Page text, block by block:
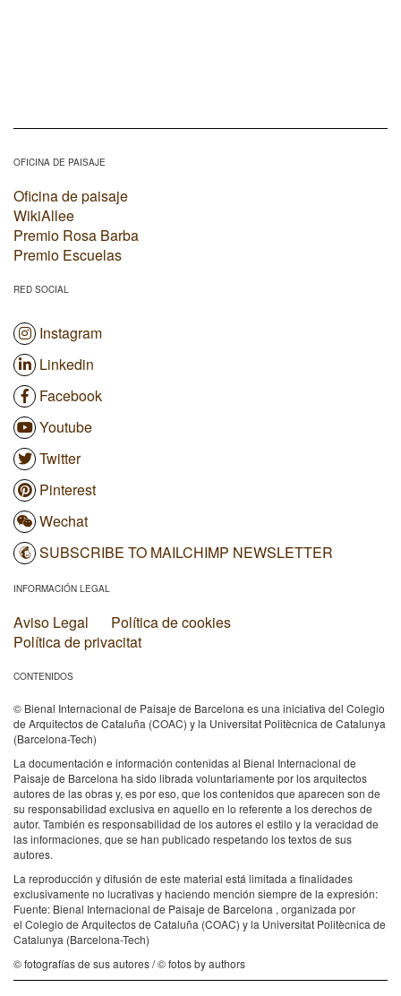
OFICINA DE PAISAJE
Oficina de paisaje
WikiAllee
Premio Rosa Barba
Premio Escuelas
RED SOCIAL
Instagram
Linkedin
Facebook
Youtube
Twitter
Pinterest
Wechat
SUBSCRIBE TO MAILCHIMP NEWSLETTER
INFORMACIÓN LEGAL
Aviso Legal
Política de cookies
Política de privacitat
CONTENIDOS
© Bienal Internacional de Paisaje de Barcelona es una iniciativa del Colegio
de Arquitectos de Cataluña (COAC) y la Universitat Politècnica de Catalunya
(Barcelona-Tech)
La documentación e información contenidas al Bienal Internacional de
Paisaje de Barcelona ha sido librada voluntariamente por los arquitectos
autores de las obras y, es por eso, que los contenidos que aparecen son de
su responsabilidad exclusiva en aquello en lo referente a los derechos de
autor. También es responsabilidad de los autores el estilo y la veracidad de
las informaciones, que se han publicado respetando los textos de sus
autores.
La reproducción y difusión de este material está limitada a finalidades
exclusivamente no lucrativas y haciendo mención siempre de la expresión:
Fuente: Bienal Internacional de Paisaje de Barcelona , organizada por
el Colegio de Arquitectos de Cataluña (COAC) y la Universitat Politècnica de
Catalunya (Barcelona-Tech)
© fotografías de sus autores / © fotos by authors